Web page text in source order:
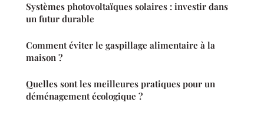
Systèmes photovoltaïques solaires : investir dans
un futur durable
Comment éviter le gaspillage alimentaire à la
maison ?
Quelles sont les meilleures pratiques pour un
déménagement écologique ?